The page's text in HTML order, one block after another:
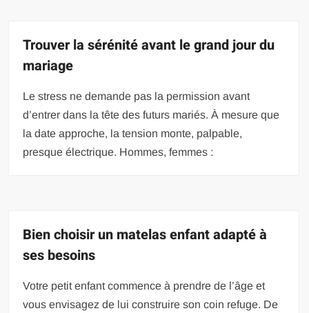
Trouver la sérénité avant le grand jour du
mariage
Le stress ne demande pas la permission avant
d’entrer dans la tête des futurs mariés. À mesure que
la date approche, la tension monte, palpable,
presque électrique. Hommes, femmes :
Bien choisir un matelas enfant adapté à
ses besoins
Votre petit enfant commence à prendre de l’âge et
vous envisagez de lui construire son coin refuge. De